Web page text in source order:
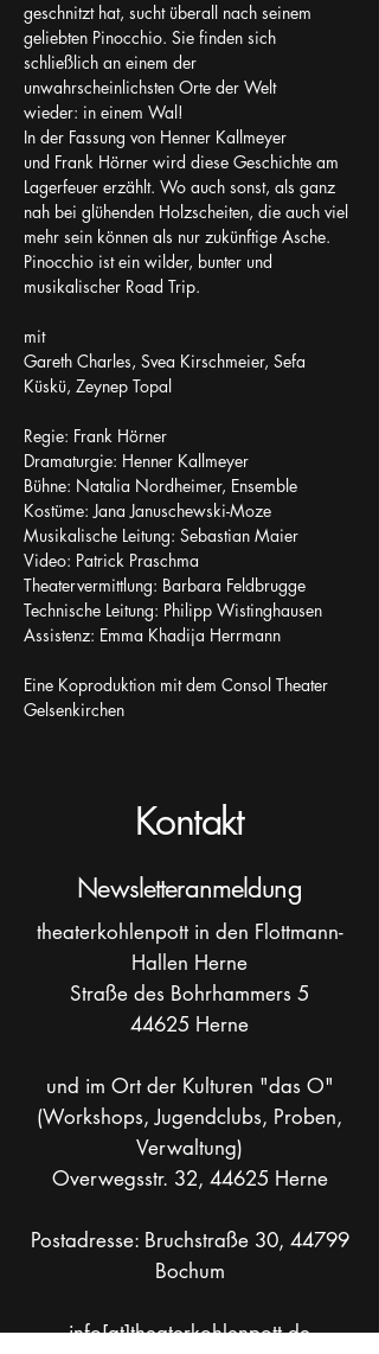
geschnitzt hat, sucht überall nach seinem
geliebten Pinocchio. Sie finden sich
schließlich an einem der
unwahrscheinlichsten Orte der Welt
wieder: in einem Wal!
In der Fassung von Henner Kallmeyer
und Frank Hörner wird diese Geschichte am
Lagerfeuer erzählt. Wo auch sonst, als ganz
nah bei glühenden Holzscheiten, die auch viel
mehr sein können als nur zukünftige Asche.
Pinocchio ist ein wilder, bunter und
musikalischer Road Trip.
mit
Gareth Charles, Svea Kirschmeier, Sefa
Küskü, Zeynep Topal
Regie: Frank Hörner
Dramaturgie: Henner Kallmeyer
Bühne: Natalia Nordheimer, Ensemble
Kostüme: Jana Januschewski-Moze
Musikalische Leitung: Sebastian Maier
Video: Patrick Praschma
Theatervermittlung: Barbara Feldbrugge
Technische Leitung: Philipp Wistinghausen
Assistenz: Emma Khadija Herrmann
Eine Koproduktion mit dem Consol Theater
Gelsenkirchen
Kontakt
Newsletteranmeldung
theaterkohlenpott in den Flottmann-
Hallen Herne
Straße des Bohrhammers 5
44625 Herne
und im Ort der Kulturen "das O"
(Workshops, Jugendclubs, Proben,
Verwaltung)
Overwegsstr. 32, 44625 Herne
Postadresse: Bruchstraße 30, 44799
Bochum
info[at]theaterkohlenpott.de